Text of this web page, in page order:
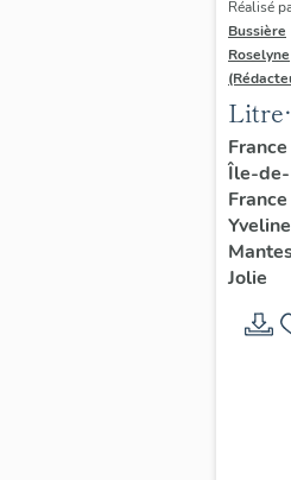
Réalisé
Bussière
Roselyne
Litre
du
de
France
Île-de-
France
Jolie